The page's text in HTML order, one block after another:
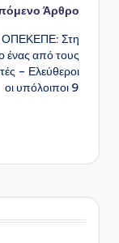
Άρθρο
ΟΠΕΚΕΠΕ: Στη
ένας από τους
– Ελεύθεροι
οι υπόλοιποι 9